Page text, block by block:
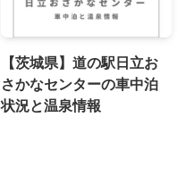
【茨城県】道の駅日立お
さかなセンターの車中泊
状況と温泉情報